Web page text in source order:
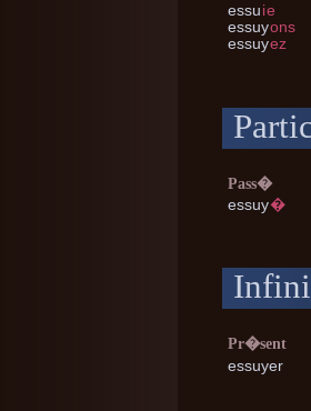
essuie
essuyons
essuyez
Pass�
essuy�
Pr�sent
essuyer